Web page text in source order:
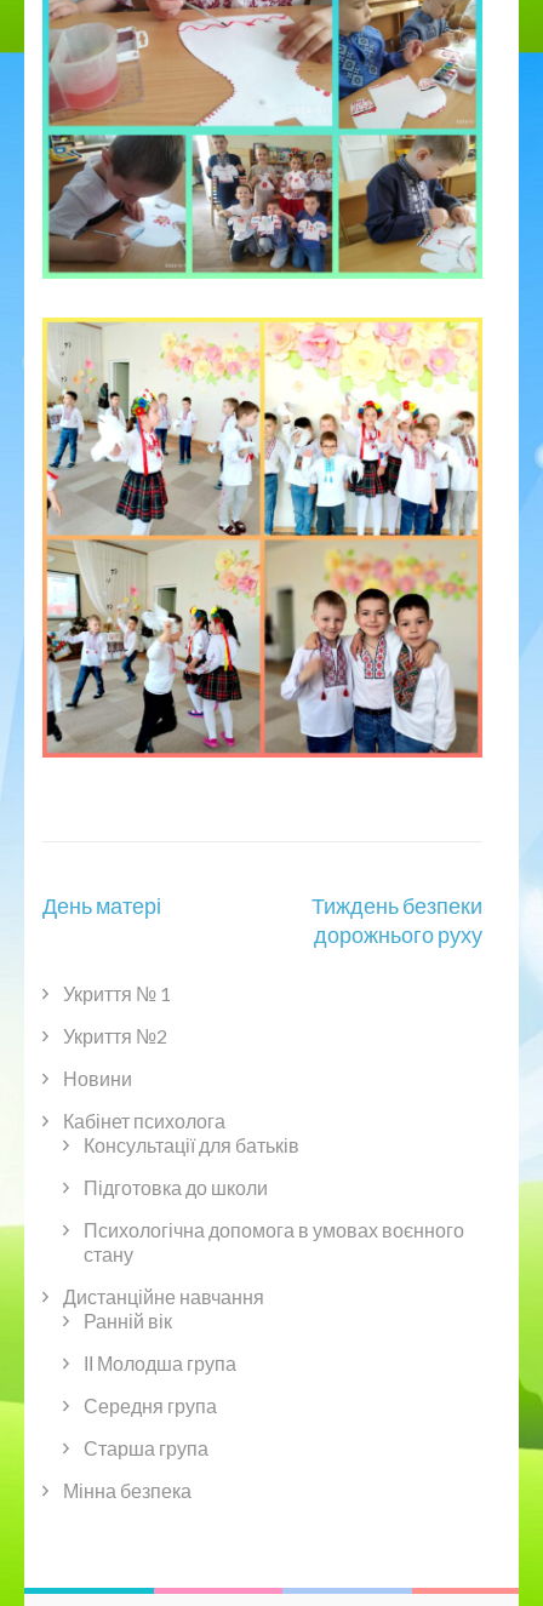
Навігація
записів
День матері
Тиждень безпеки
дорожнього руху
Укриття № 1
Укриття №2
Новини
Кабінет психолога
Консультації для батьків
Підготовка до школи
Психологічна допомога в умовах воєнного
стану
Дистанційне навчання
Ранній вік
ІІ Молодша група
Середня група
Старша група
Мінна безпека